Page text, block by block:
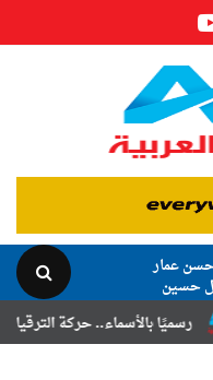
حسن عمار
حسين
بالأسماء.. حركة الترقيات